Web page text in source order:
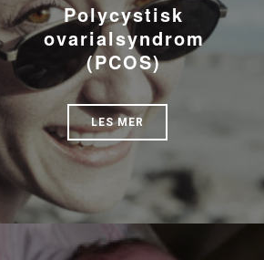
Polycystisk
ovarialsyndrom
(PCOS)
LES MER